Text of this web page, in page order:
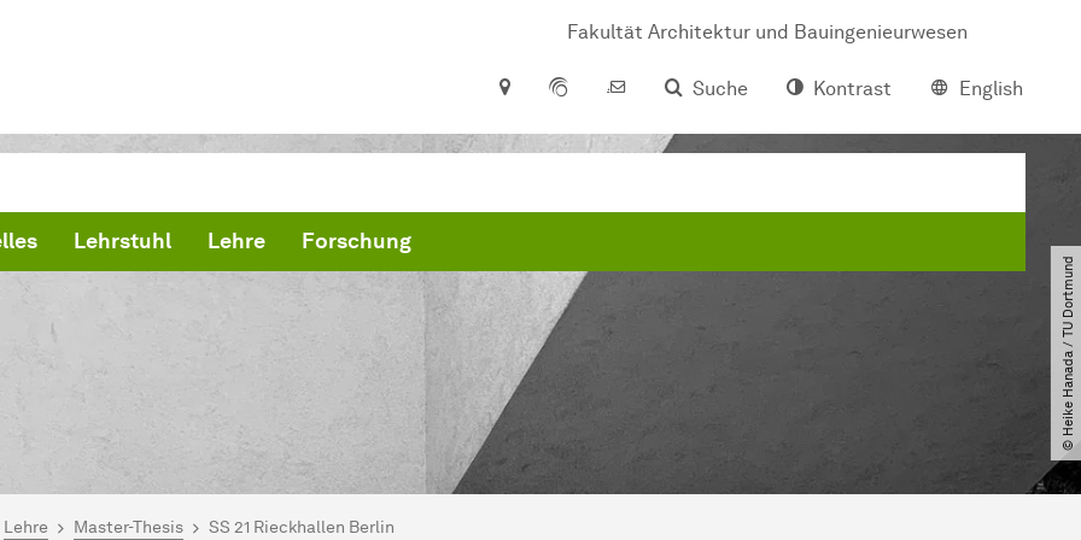
Fakultät Architektur und Bauingenieurwesen
Suche
Kontrast English
Lehrstuhl Lehre Forschung
© Heike Hanada ​/​ TU Dortmund
hier:
Lehre Master-Thesis SS 21 Rieckhallen Berlin